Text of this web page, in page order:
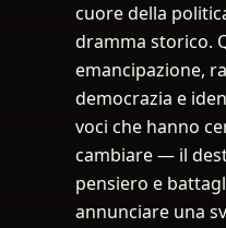
cuore della
dramma storico.
emancipazione,
democrazia e
voci che hanno
cambiare — il
pensiero e
annunciare una